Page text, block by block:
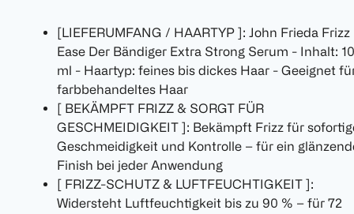
[LIEFERUMFANG / HAARTYP ]: John Frieda Frizz
Ease Der Bändiger Extra Strong Serum - Inhalt: 10
ml - Haartyp: feines bis dickes Haar - Geeignet
farbbehandeltes Haar
[ BEKÄMPFT FRIZZ & SORGT FÜR
GESCHMEIDIGKEIT ]: Bekämpft Frizz für
Geschmeidigkeit und Kontrolle – für ein
Finish bei jeder Anwendung
[ FRIZZ-SCHUTZ & LUFTFEUCHTIGKEIT ]:
Widersteht Luftfeuchtigkeit bis zu 90 % – für 72